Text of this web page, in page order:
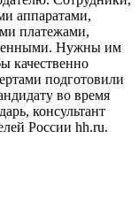
аппаратами,
платежами,
Нужны им
качественно
подготовили
во время
консультант
России hh.ru.